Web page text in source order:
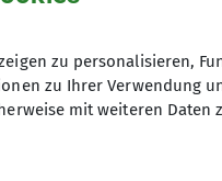
zu personalisieren,
zu Ihrer Verwendung
mit weiteren